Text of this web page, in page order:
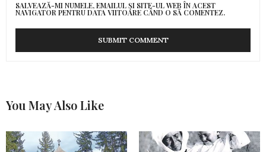
SALVEAZĂ-MI NUMELE, EMAILUL ȘI SITE-UL WEB ÎN ACEST
NAVIGATOR PENTRU DATA VIITOARE CÂND O SĂ COMENTEZ.
You May Also Like